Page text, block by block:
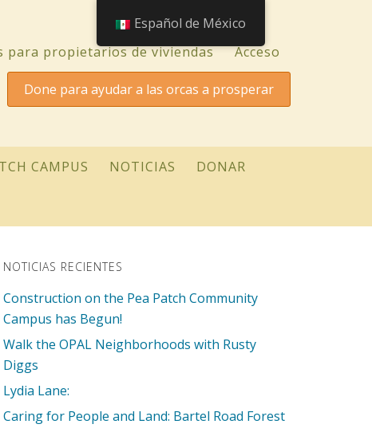
para propietarios de viviendas Acceso
Done para ayudar a las orcas a prosperar
CAMPUS NOTICIAS DONAR
NOTICIAS RECIENTES
Construction on the Pea Patch Community
Campus has Begun!
Walk the OPAL Neighborhoods with Rusty
Diggs
Lydia Lane:
Caring for People and Land: Bartel Road Forest
Español de México